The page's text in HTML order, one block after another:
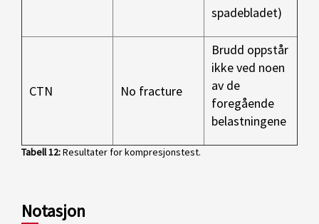
spadebladet)
CTN No fracture
Brudd oppstår
ikke ved noen
av de
foregående
belastningene
Tabell 12:Resultater for kompresjonstest.
Notasjon